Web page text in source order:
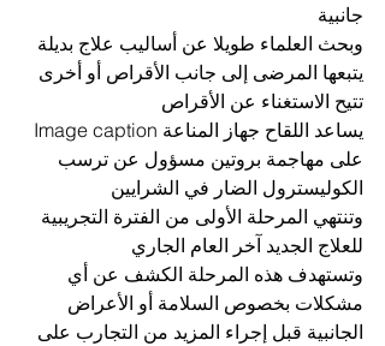
جانبية
وبحث العلماء طويلا عن أساليب علاج بديلة
يتبعها المرضى إلى جانب الأقراص أو أخرى
تتيح الاستغناء عن الأقراص
Image captionيساعد اللقاح جهاز المناعة
على مهاجمة بروتين مسؤول عن ترسب
الكوليسترول الضار في الشرايين
وتنتهي المرحلة الأولى من الفترة التجريبية
للعلاج الجديد آخر العام الجاري
وتستهدف هذه المرحلة الكشف عن أي
مشكلات بخصوص السلامة أو الأعراض
الجانبية قبل إجراء المزيد من التجارب على